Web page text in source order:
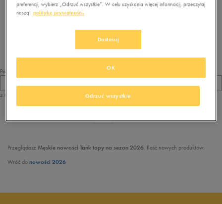
Brak produktów do wyświetlenia
usuń wybrane filtry
Pokaż
z 0
Przeglądasz Męskie nowości Tank topy na sezon 2026. Ilość nowych produktów:
Wróć donowości 2026
preferencji, wybierz „Odrzuć wszystkie”. W celu uzyskania więcej informacji, przeczytaj
naszą
politykę prywatności.
Dostosuj
Odrzuć wszystkie
OK